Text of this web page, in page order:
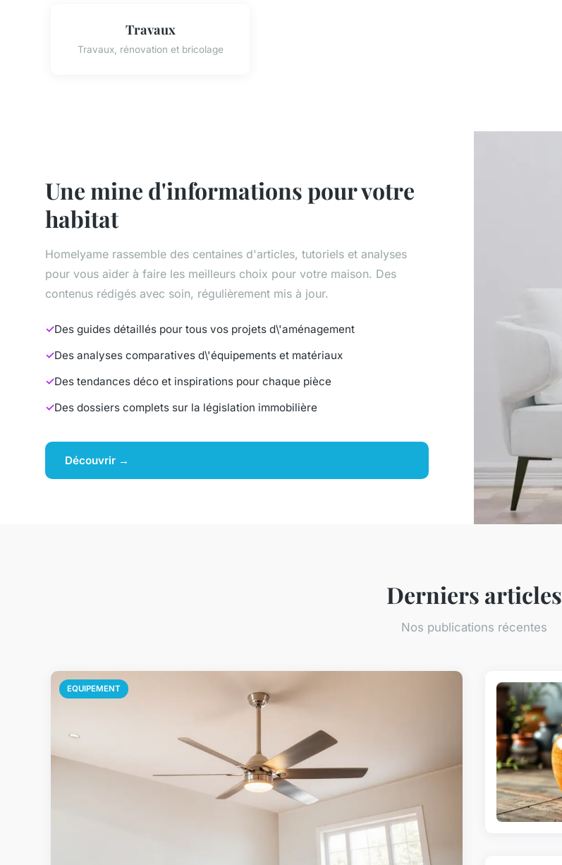
Travaux
Travaux, rénovation et bricolage
Une mine d'informations pour votre
habitat
Homelyame rassemble des centaines d'articles, tutoriels et analyses
pour vous aider à faire les meilleurs choix pour votre maison. Des
contenus rédigés avec soin, régulièrement mis à jour.
Des guides détaillés pour tous vos projets d\'aménagement
Des analyses comparatives d\'équipements et matériaux
Des tendances déco et inspirations pour chaque pièce
Des dossiers complets sur la législation immobilière
Découvrir →
Derniers articles
Nos publications récentes
EQUIPEMENT